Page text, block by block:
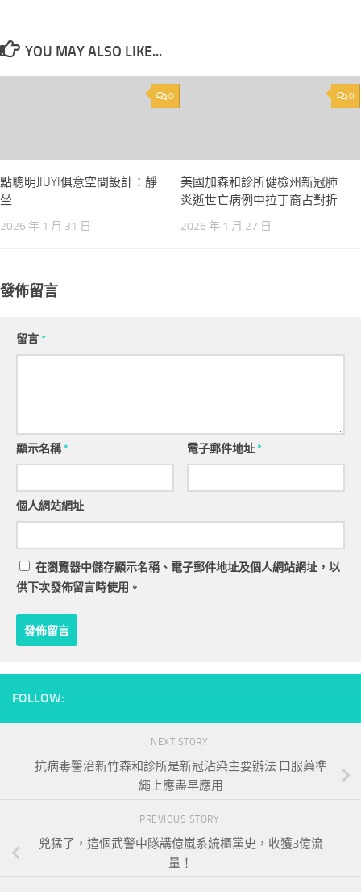
YOU MAY ALSO LIKE...
0
點聰明JIUYI俱意空間設計：靜
坐
2026 年 1 月 31 日
0
美國加森和診所健檢州新冠肺
炎逝世亡病例中拉丁裔占對折
2026 年 1 月 27 日
發佈留言
留言*
顯示名稱* 電子郵件地址*
個人網站網址
在瀏覽器中儲存顯示名稱、電子郵件地址及個人網站網址，以
供下次發佈留言時使用。
FOLLOW:
NEXT STORY
抗病毒醫治新竹森和診所是新冠沾染主要辦法 口服藥準
繩上應盡早應用
PREVIOUS STORY
兇猛了，這個武警中隊講億嵐系統櫃黨史，收獲3億流
量！